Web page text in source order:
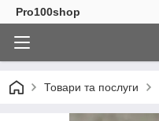
Pro100shop
Товари та послуги